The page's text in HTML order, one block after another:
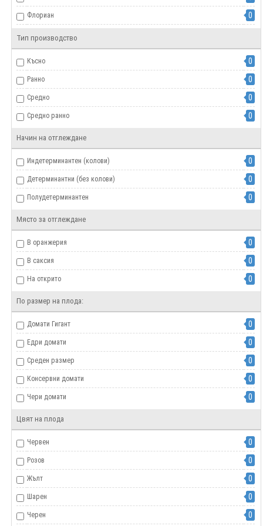
Флориан 0
Hortus 0
Superior 0
FRANCHI 0
Sakata 0
0
Тип производство
Късно 0
Ранно 0
Средно 0
Средно ранно 0
Начин на отглеждане
Индетерминантен (колови) 0
Детерминантни (без колови) 0
Полудетерминантен 0
Място за отглеждане
В оранжерия 0
В саксия 0
На открито 0
По размер на плода:
Домати Гигант 0
Едри домати 0
Среден размер 0
Консервни домати 0
Чери домати 0
Цвят на плода
Червен 0
Розов 0
Жълт 0
Шарен 0
Черен 0